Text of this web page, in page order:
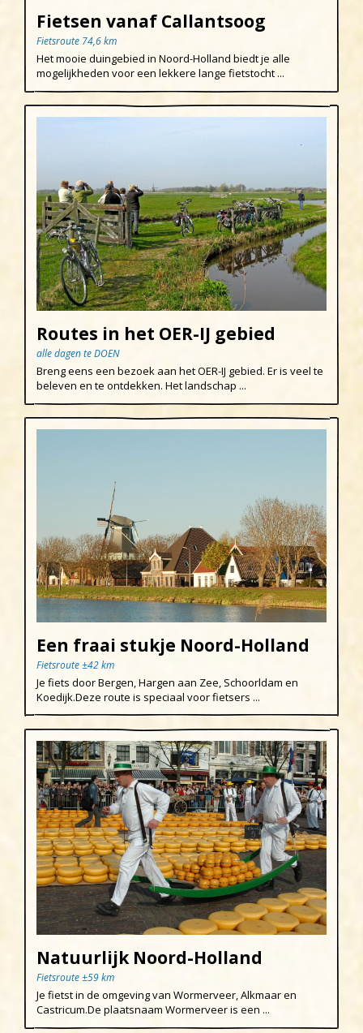
Fietsen vanaf Callantsoog
Fietsroute 74,6 km
Het mooie duingebied in Noord-Holland biedt je alle
mogelijkheden voor een lekkere lange fietstocht ...
Routes in het OER-IJ gebied
alle dagen te DOEN
Breng eens een bezoek aan het OER-IJ gebied. Er is veel te
beleven en te ontdekken. Het landschap ...
Een fraai stukje Noord-Holland
Fietsroute ±42 km
Je fiets door Bergen, Hargen aan Zee, Schoorldam en
Koedijk.Deze route is speciaal voor fietsers ...
Natuurlijk Noord-Holland
Fietsroute ±59 km
Je fietst in de omgeving van Wormerveer, Alkmaar en
Castricum.De plaatsnaam Wormerveer is een ...